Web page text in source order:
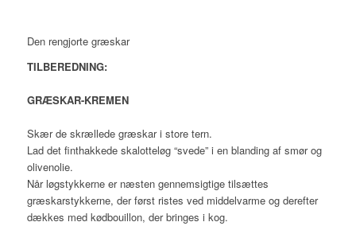
Den rengjorte græskar
TILBEREDNING:
GRÆSKAR-KREMEN
Skær de skrællede græskar i store tern.
Lad det finthakkede skalotteløg “svede” i en blanding af smør og
olivenolie.
Når løgstykkerne er næsten gennemsigtige tilsættes
græskarstykkerne, der først ristes ved middelvarme og derefter
dækkes med kødbouillon, der bringes i kog.